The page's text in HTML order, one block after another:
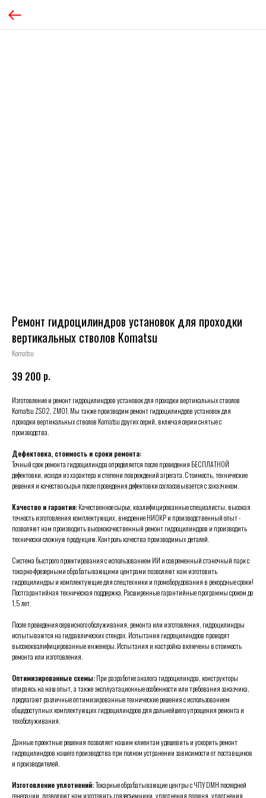
Ремонт гидроцилиндров установок для проходки
вертикальных стволов Komatsu
Komatsu
39 200 р.
Изготовление и ремонт гидроцилиндров установок для проходки вертикальных стволов
Komatsu ZS02, ZM01. Мы также производим ремонт гидроцилиндров установок для
проходки вертикальных стволов Komatsu других серий, включая серии снятые с
производства.
Дефектовка, стоимость и сроки ремонта:
Точный срок ремонта гидроцилиндра определяется после проведения БЕСПЛАТНОЙ
дефектовки, исходя из характера и степени повреждений агрегата. Стоимость, технические
решения и качество сырья после проведения дефектовки согласовывается с заказчиком.
Качество и гарантия:Качественное сырье, квалифицированные специалисты, высокая
точность изготовления комплектующих, внедрение НИОКР и производственный опыт -
позволяют нам производить высококачественный ремонт гидроцилиндров и производить
технически сложную продукцию. Контроль качества производимых деталей.
Система быстрого проектирования с использованием ИИ и современный станочный парк с
токарно-фрезерными обрабатывающими центрами позволяют нам изготовить
гидроцилиндры и комплектующие для спецтехники и промоборудования в рекордные сроки!
Постгарантийная техническая поддержка. Расширенные гарантийные программы сроком до
1,5 лет.
После проведения сервисного обслуживания, ремонта или изготовления, гидроцилиндры
испытываются на гидравлических стендах. Испытания гидроцилиндров проводят
высококвалифицированные инженеры.Испытания и настройка включены в стоимость
ремонта или изготовления.
Оптимизированные схемы:При разработке аналога гидроцилиндра, конструкторы
опираясь на наш опыт, а также эксплуатационные особенности или требования заказчика,
предлагают различные оптимизированные технические решения с использованием
общедоступных комплектующих гидроцилиндров для дальнейшего упрощения ремонта и
техобслуживания.
Данные проектные решения позволяет нашим клиентам удешевить и ускорить ремонт
гидроцилиндров нашего производства при полном устранении зависимости от поставщиков
и производителей.
Изготовление уплотнений:Токарные обрабатывающие центры с ЧПУ DMH последней
генерации, позволяют нам изготовить грязесъемники, уплотнения поршня, уплотнения